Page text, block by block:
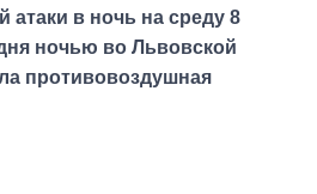
атаки в ночь на среду 8
ночью во Львовской
противовоздушная